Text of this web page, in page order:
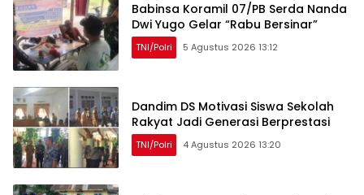
Babinsa Koramil 07/PB Serda Nanda
Dwi Yugo Gelar “Rabu Bersinar”
TNI/Polri 5 Agustus 2026 13:12
Dandim DS Motivasi Siswa Sekolah
Rakyat Jadi Generasi Berprestasi
TNI/Polri 4 Agustus 2026 13:20